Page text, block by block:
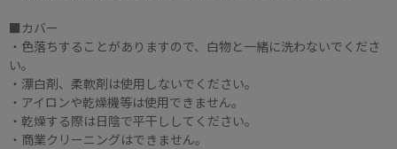
■カバー
・色落ちすることがありますので、白物と一緒に洗わないでくださ
い。
・漂白剤、柔軟剤は使用しないでください。
・アイロンや乾燥機等は使用できません。
・乾燥する際は日陰で平干ししてください。
・商業クリーニングはできません。